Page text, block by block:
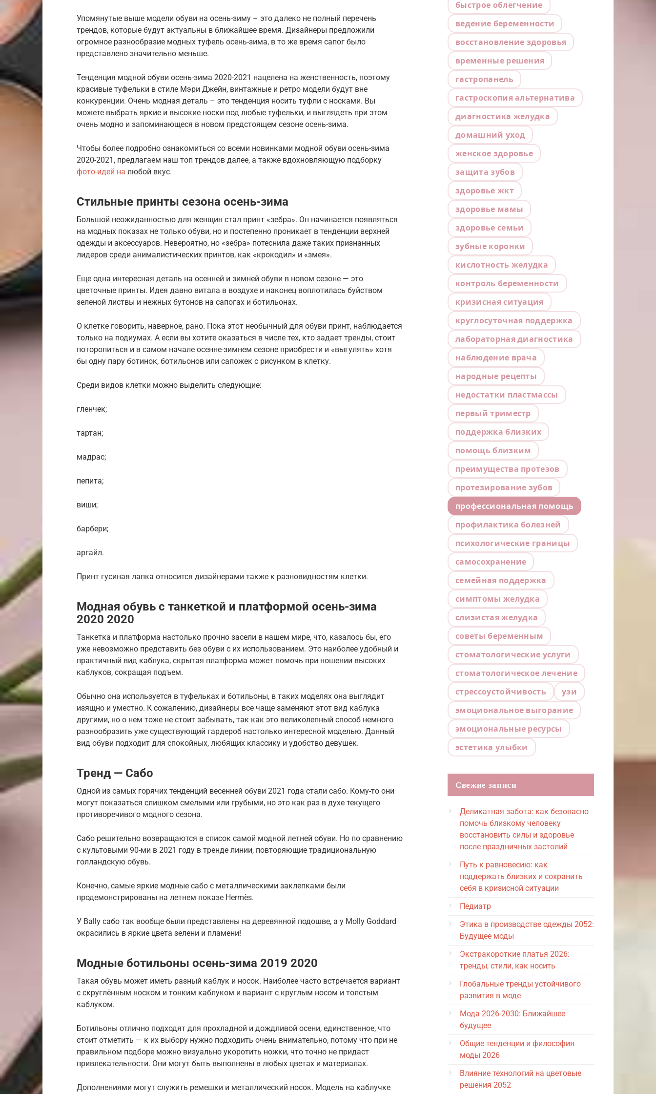
Упомянутые выше модели обуви на осень-зиму – это далеко не полный перечень
трендов, которые будут актуальны в ближайшее время. Дизайнеры предложили
огромное разнообразие модных туфель осень-зима, в то же время сапог было
представлено значительно меньше.
Тенденция модной обуви осень-зима 2020-2021 нацелена на женственность, поэтому
красивые туфельки в стиле Мэри Джейн, винтажные и ретро модели будут вне
конкуренции. Очень модная деталь – это тенденция носить туфли с носками. Вы
можете выбрать яркие и высокие носки под любые туфельки, и выглядеть при этом
очень модно и запоминающеся в новом предстоящем сезоне осень-зима.
Чтобы более подробно ознакомиться со всеми новинками модной обуви осень-зима
2020-2021, предлагаем наш топ трендов далее, а также вдохновляющую подборку
фото-идей на любой вкус.
Стильные принты сезона осень-зима
Большой неожиданностью для женщин стал принт «зебра». Он начинается появляться
на модных показах не только обуви, но и постепенно проникает в тенденции верхней
одежды и аксессуаров. Невероятно, но «зебра» потеснила даже таких признанных
лидеров среди анималистических принтов, как «крокодил» и «змея».
Еще одна интересная деталь на осенней и зимней обуви в новом сезоне — это
цветочные принты. Идея давно витала в воздухе и наконец воплотилась буйством
зеленой листвы и нежных бутонов на сапогах и ботильонах.
О клетке говорить, наверное, рано. Пока этот необычный для обуви принт, наблюдается
только на подиумах. А если вы хотите оказаться в числе тех, кто задает тренды, стоит
поторопиться и в самом начале осенне-зимнем сезоне приобрести и «выгулять» хотя
бы одну пару ботинок, ботильонов или сапожек с рисунком в клетку.
Среди видов клетки можно выделить следующие:
гленчек;
тартан;
мадрас;
пепита;
виши;
барбери;
аргайл.
Принт гусиная лапка относится дизайнерами также к разновидностям клетки.
Модная обувь с танкеткой и платформой осень-зима
2020 2020
Танкетка и платформа настолько прочно засели в нашем мире, что, казалось бы, его
уже невозможно представить без обуви с их использованием. Это наиболее удобный и
практичный вид каблука, скрытая платформа может помочь при ношении высоких
каблуков, сокращая подъем.
Обычно она используется в туфельках и ботильоны, в таких моделях она выглядит
изящно и уместно. К сожалению, дизайнеры все чаще заменяют этот вид каблука
другими, но о нем тоже не стоит забывать, так как это великолепный способ немного
разнообразить уже существующий гардероб настолько интересной моделью. Данный
вид обуви подходит для спокойных, любящих классику и удобство девушек.
Тренд — Сабо
Одной из самых горячих тенденций весенней обуви 2021 года стали сабо. Кому-то они
могут показаться слишком смелыми или грубыми, но это как раз в духе текущего
противоречивого модного сезона.
Сабо решительно возвращаются в список самой модной летней обуви. Но по сравнению
с культовыми 90-ми в 2021 году в тренде линии, повторяющие традициональную
голландскую обувь.
Конечно, самые яркие модные сабо с металлическими заклепками были
продемонстрированы на летнем показе Hermès.
У Bally сабо так вообще были представлены на деревянной подошве, а у Molly Goddard
окрасились в яркие цвета зелени и пламени!
Модные ботильоны осень-зима 2019 2020
Такая обувь может иметь разный каблук и носок. Наиболее часто встречается вариант
с скруглённым носком и тонким каблуком и вариант с круглым носом и толстым
каблуком.
Ботильоны отлично подходят для прохладной и дождливой осени, единственное, что
стоит отметить — к их выбору нужно подходить очень внимательно, потому что при не
правильном подборе можно визуально укоротить ножки, что точно не придаст
привлекательности. Они могут быть выполнены в любых цветах и материалах.
Дополнениями могут служить ремешки и металлический носок. Модель на каблучке
быстрое облегчение
ведение беременности
восстановление здоровья
временные решения
гастропанель
гастроскопия альтернатива
диагностика желудка
домашний уход
женское здоровье
защита зубов
здоровье жкт
здоровье мамы
здоровье семьи
зубные коронки
кислотность желудка
контроль беременности
кризисная ситуация
круглосуточная поддержка
лабораторная диагностика
наблюдение врача
народные рецепты
недостатки пластмассы
первый триместр
поддержка близких
помощь близким
преимущества протезов
протезирование зубов
профессиональная помощь
профилактика болезней
психологические границы
самосохранение
семейная поддержка
симптомы желудка
слизистая желудка
советы беременным
стоматологические услуги
стоматологическое лечение
стрессоустойчивость
узи
эмоциональное выгорание
эмоциональные ресурсы
эстетика улыбки
Свежие записи
Деликатная забота: как безопасно
помочь близкому человеку
восстановить силы и здоровье
после праздничных застолий
Путь к равновесию: как
поддержать близких и сохранить
себя в кризисной ситуации
Педиатр
Этика в производстве одежды 2052:
Будущее моды
Экстракороткие платья 2026:
тренды, стили, как носить
Глобальные тренды устойчивого
развития в моде
Мода 2026-2030: Ближайшее
будущее
Общие тенденции и философия
моды 2026
Влияние технологий на цветовые
решения 2052